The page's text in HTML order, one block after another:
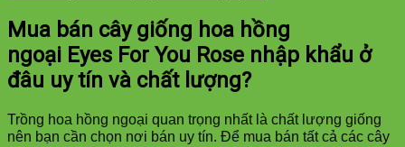
Mua bán cây giống hoa hồng
ngoại Eyes For You Rose nhập khẩu ở
đâu uy tín và chất lượng?
Trồng hoa hồng ngoại quan trọng nhất là chất lượng giống
nên bạn cần chọn nơi bán uy tín. Để mua bán tất cả các cây